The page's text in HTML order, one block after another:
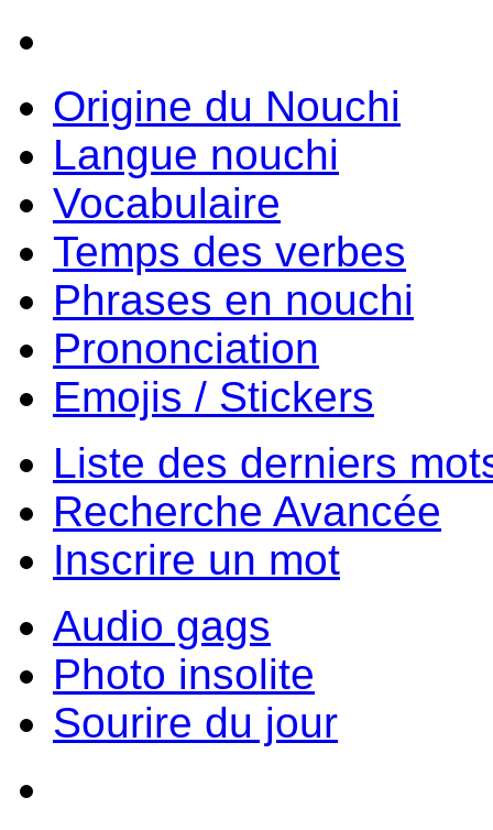
Origine du Nouchi
Langue nouchi
Vocabulaire
Temps des verbes
Phrases en nouchi
Prononciation
Emojis / Stickers
Liste des derniers
Recherche Avancée
Inscrire un mot
Audio gags
Photo insolite
Sourire du jour